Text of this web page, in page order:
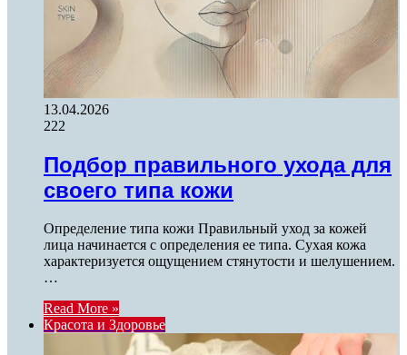
13.04.2026
222
Подбор правильного ухода для
своего типа кожи
Определение типа кожи Правильный уход за кожей
лица начинается с определения ее типа. Сухая кожа
характеризуется ощущением стянутости и шелушением.
…
Read More »
Красота и Здоровье